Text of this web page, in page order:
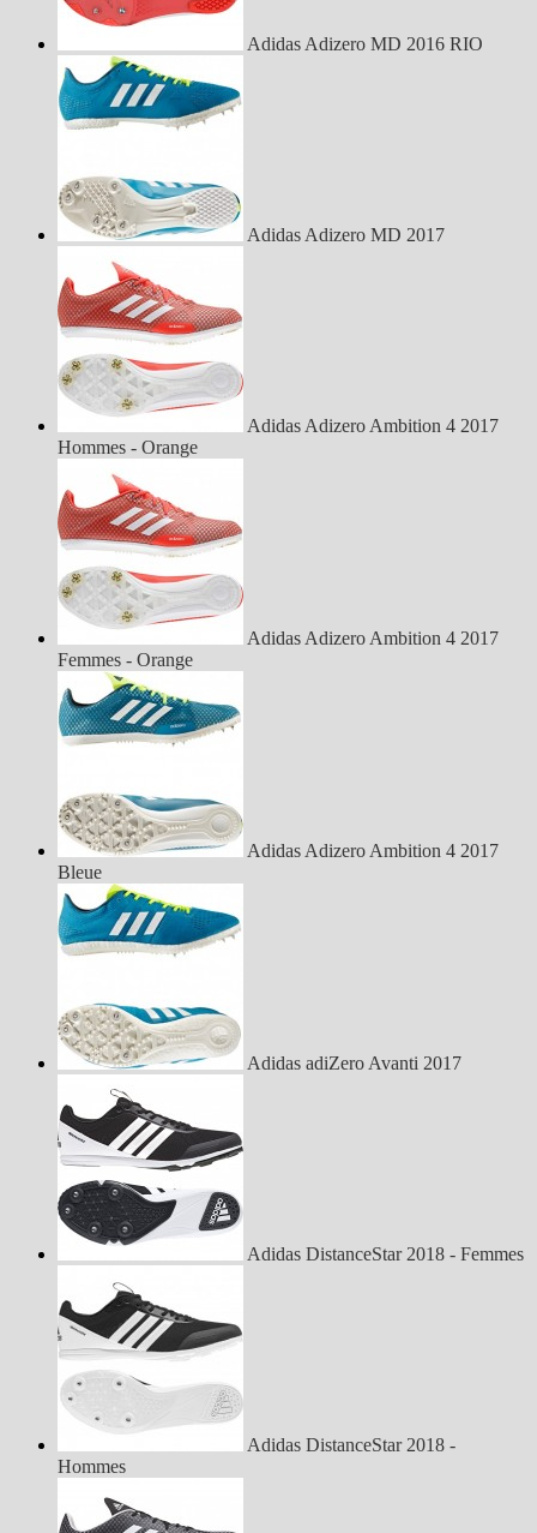
Adidas Adizero MD 2016 RIO
Adidas Adizero MD 2017
Adidas Adizero Ambition 4 2017
Hommes - Orange
Adidas Adizero Ambition 4 2017
Femmes - Orange
Adidas Adizero Ambition 4 2017
Bleue
Adidas adiZero Avanti 2017
Adidas DistanceStar 2018 - Femmes
Adidas DistanceStar 2018 -
Hommes